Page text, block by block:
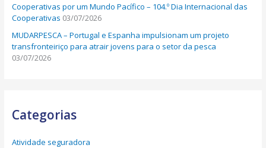
Cooperativas por um Mundo Pacífico – 104.º Dia Internacional das
Cooperativas 03/07/2026
MUDARPESCA – Portugal e Espanha impulsionam um projeto
transfronteiriço para atrair jovens para o setor da pesca
03/07/2026
Categorias
Atividade seguradora